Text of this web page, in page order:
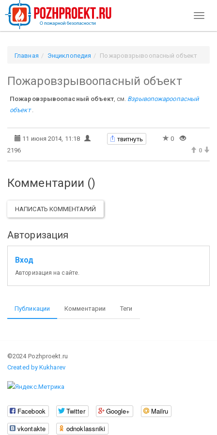
Главная Энциклопедия Пожаровзрывоопасный объект
Пожаровзрывоопасный объект
Пожаровзрывоопасный объект, см. Взрывопожароопасный
объект.
11 июня 2014, 11:18 твитнуть
0
2196
0
Комментарии ()
НАПИСАТЬ КОММЕНТАРИЙ
Авторизация
Вход
Авторизация на сайте.
Публикации Комментарии Теги
©2024 Pozhproekt.ru
Created by Kukharev
Facebook Twitter Google+
Mailru
vkontakte
odnoklassniki